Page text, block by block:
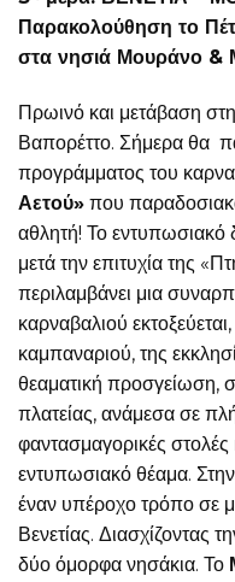
Παρακολούθηση το
στα νησιά Μουράνο &
Πρωινό και μετάβαση
Βαπορέττο. Σήμερα θα
προγράμματος του
Αετού» που
αθλητή! Το εντυπωσιακό
μετά την επιτυχία της
περιλαμβάνει μια
καρναβαλιού
καμπαναριού, της
θεαματική προσγείωση,
πλατείας, ανάμεσα σε
φαντασμαγορικές στολές
εντυπωσιακό θέαμα.
έναν υπέροχο τρόπο σε
Βενετίας. Διασχίζοντας
δύο όμορφα νησάκια. Το